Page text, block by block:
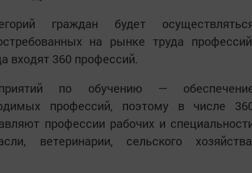
граждан будет
на рынке труда
входят 360 профессий.
по обучению —
профессий, поэтому в числе
профессии рабочих и
ветеринарии, сельского